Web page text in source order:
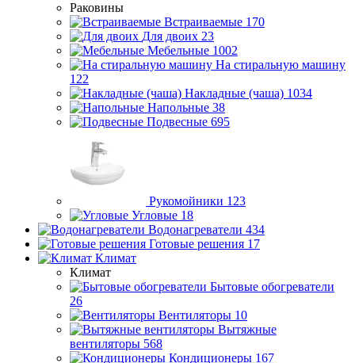
Раковины
Встраиваемые 170
Для двоих 23
Мебельные 1002
На стиральную машину
122
Накладные (чаша) 1034
Напольные 38
Подвесные 695
Рукомойники 123
Угловые 18
Водонагреватели 434
Готовые решения 17
Климат
Климат
Бытовые обогреватели
26
Вентиляторы 10
Вытяжные
вентиляторы 568
Кондиционеры 167